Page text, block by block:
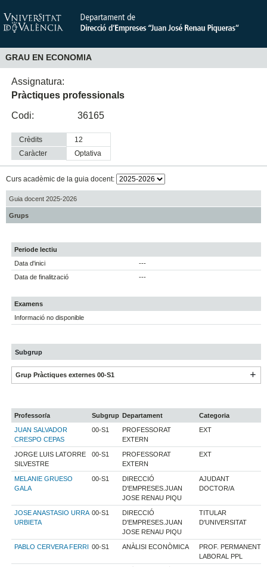
GRAU EN ECONOMIA
Assignatura:
Pràctiques professionals
Codi:
36165
Crèdits
12
Caràcter
optativa
Curs acadèmic de la guia docent:
Guia docent 2025-2026
Grups
Periode lectiu
Data d'inici
---
Data de finalització
---
Examens
Informació no disponible
Subgrup
Grup Pràctiques externes 00-S1
Professor/a Subgrup Departament
Categoria
JUAN SALVADOR
CRESPO CEPAS
00-S1
PROFESSORAT
EXTERN
EXT
JORGE LUIS LATORRE
SILVESTRE
00-S1
PROFESSORAT
EXTERN
EXT
MELANIE GRUESO
GALA
00-S1
DIRECCIÓ
D'EMPRESES.JUAN
JOSE RENAU PIQU
AJUDANT
DOCTOR/A
JOSE ANASTASIO URRA
URBIETA
00-S1
DIRECCIÓ
D'EMPRESES.JUAN
JOSE RENAU PIQU
TITULAR
D'UNIVERSITAT
PABLO CERVERA FERRI 00-S1 ANÀLISI ECONÒMICA
PROF. PERMANENT
LABORAL PPL